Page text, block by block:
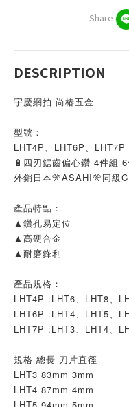
Share
DESCRIPTION
宇慶網拍 尚椿五金
型號：
LHT4P、LHT6P、LHT7P
🔋四刃鋸齒偏心鑽 4件組
外銷日本🎌ASAHI🎌同級
產品特點：
▲鑽孔易定位
▲高硬合金
▲耐磨鋒利
產品規格：
LHT4P :LHT6、LHT8、
LHT6P :LHT4、LHT5、
LHT7P :LHT3、LHT4、
規格 總長 刀片直徑
LHT3 83mm 3mm
LHT4 87mm 4mm